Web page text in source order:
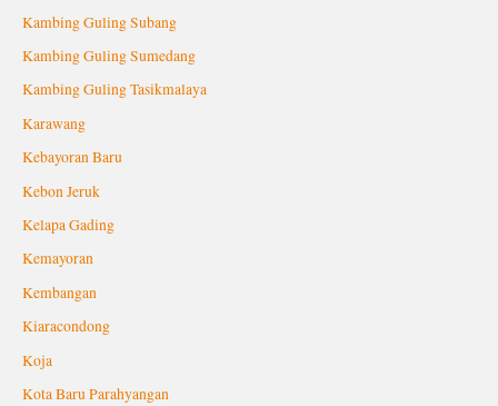
Kambing Guling Subang
Kambing Guling Sumedang
Kambing Guling Tasikmalaya
Karawang
Kebayoran Baru
Kebon Jeruk
Kelapa Gading
Kemayoran
Kembangan
Kiaracondong
Koja
Kota Baru Parahyangan